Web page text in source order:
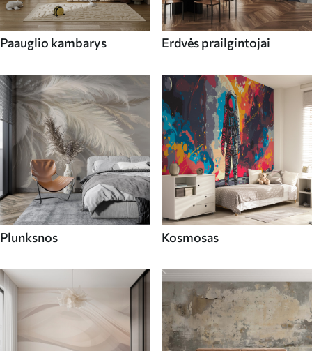
Paauglio kambarys Erdvės prailgintojai
Plunksnos Kosmosas